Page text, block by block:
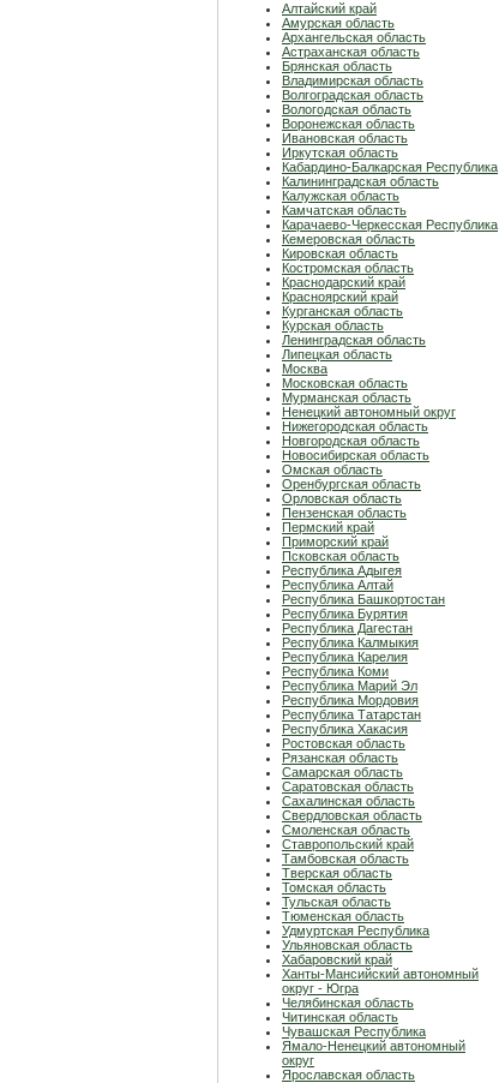
Алтайский край
Амурская область
Архангельская область
Астраханская область
Брянская область
Владимирская область
Волгоградская область
Вологодская область
Воронежская область
Ивановская область
Иркутская область
Кабардино-Балкарская Республика
Калининградская область
Калужская область
Камчатская область
Карачаево-Черкесская Республика
Кемеровская область
Кировская область
Костромская область
Краснодарский край
Красноярский край
Курганская область
Курская область
Ленинградская область
Липецкая область
Москва
Московская область
Мурманская область
Ненецкий автономный округ
Нижегородская область
Новгородская область
Новосибирская область
Омская область
Оренбургская область
Орловская область
Пензенская область
Пермский край
Приморский край
Псковская область
Республика Адыгея
Республика Алтай
Республика Башкортостан
Республика Бурятия
Республика Дагестан
Республика Калмыкия
Республика Карелия
Республика Коми
Республика Марий Эл
Республика Мордовия
Республика Татарстан
Республика Хакасия
Ростовская область
Рязанская область
Самарская область
Саратовская область
Сахалинская область
Свердловская область
Смоленская область
Ставропольский край
Тамбовская область
Тверская область
Томская область
Тульская область
Тюменская область
Удмуртская Республика
Ульяновская область
Хабаровский край
Ханты-Мансийский автономный
округ - Югра
Челябинская область
Читинская область
Чувашская Республика
Ямало-Ненецкий автономный
округ
Ярославская область